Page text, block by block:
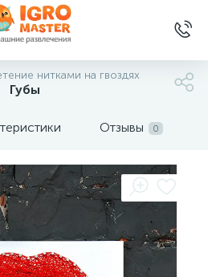
нитками на гвоздях
Губы
Отзывы 0